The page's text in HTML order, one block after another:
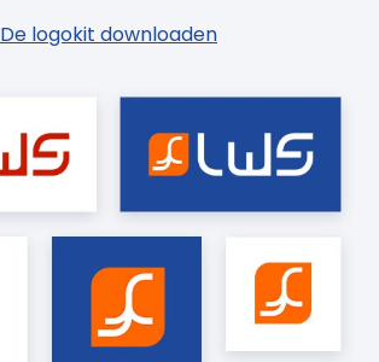
De logokit downloaden